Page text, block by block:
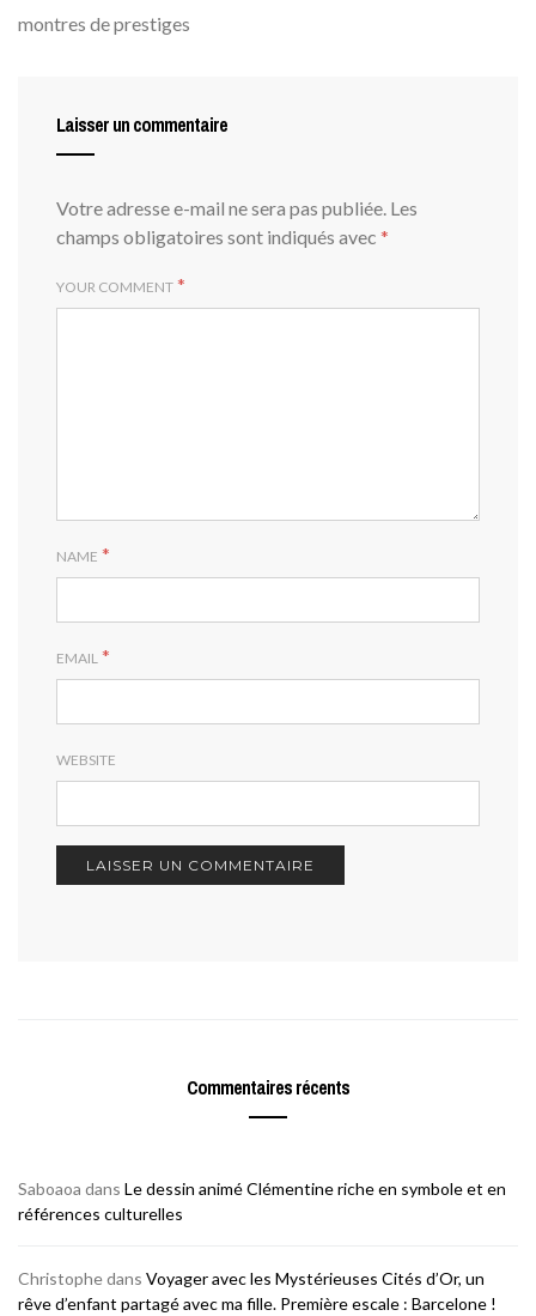
montres de prestiges
Laisser un commentaire
Votre adresse e-mail ne sera pas publiée. Les
champs obligatoires sont indiqués avec *
YOUR COMMENT *
NAME *
EMAIL *
WEBSITE
Commentaires récents
Saboaoa dans Le dessin animé Clémentine riche en symbole et en
références culturelles
Christophedans Voyager avec les Mystérieuses Cités d’Or, un
rêve d’enfant partagé avec ma fille. Première escale : Barcelone !